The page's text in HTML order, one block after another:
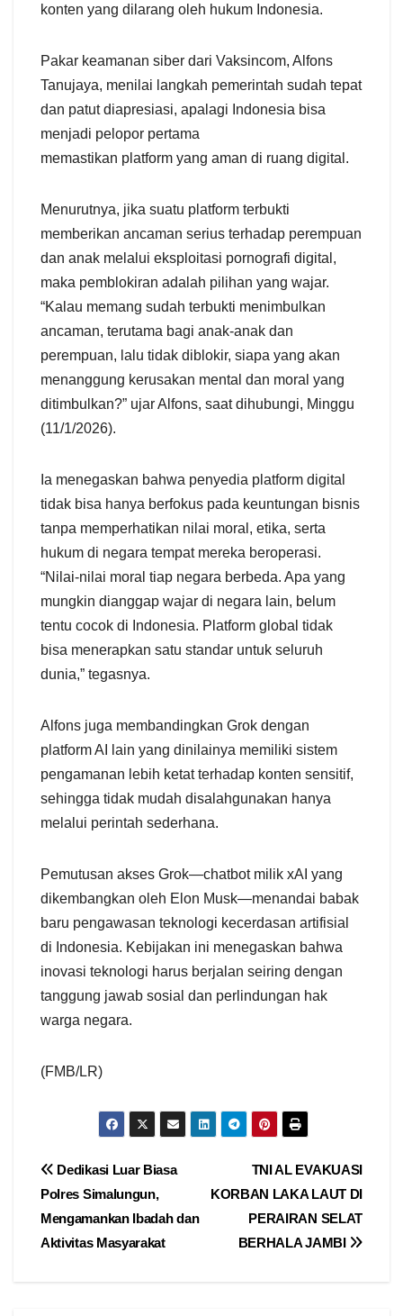
konten yang dilarang oleh hukum Indonesia.
Pakar keamanan siber dari Vaksincom, Alfons
Tanujaya, menilai langkah pemerintah sudah tepat
dan patut diapresiasi, apalagi Indonesia bisa
menjadi pelopor pertama
memastikan platform yang aman di ruang digital.
Menurutnya, jika suatu platform terbukti
memberikan ancaman serius terhadap perempuan
dan anak melalui eksploitasi pornografi digital,
maka pemblokiran adalah pilihan yang wajar.
“Kalau memang sudah terbukti menimbulkan
ancaman, terutama bagi anak-anak dan
perempuan, lalu tidak diblokir, siapa yang akan
menanggung kerusakan mental dan moral yang
ditimbulkan?” ujar Alfons, saat dihubungi, Minggu
(11/1/2026).
Ia menegaskan bahwa penyedia platform digital
tidak bisa hanya berfokus pada keuntungan bisnis
tanpa memperhatikan nilai moral, etika, serta
hukum di negara tempat mereka beroperasi.
“Nilai-nilai moral tiap negara berbeda. Apa yang
mungkin dianggap wajar di negara lain, belum
tentu cocok di Indonesia. Platform global tidak
bisa menerapkan satu standar untuk seluruh
dunia,” tegasnya.
Alfons juga membandingkan Grok dengan
platform AI lain yang dinilainya memiliki sistem
pengamanan lebih ketat terhadap konten sensitif,
sehingga tidak mudah disalahgunakan hanya
melalui perintah sederhana.
Pemutusan akses Grok—chatbot milik xAI yang
dikembangkan oleh Elon Musk—menandai babak
baru pengawasan teknologi kecerdasan artifisial
di Indonesia. Kebijakan ini menegaskan bahwa
inovasi teknologi harus berjalan seiring dengan
tanggung jawab sosial dan perlindungan hak
warga negara.
(FMB/LR)
Navigasi
pos
TNI AL EVAKUASI
KORBAN LAKA LAUT DI
PERAIRAN SELAT
BERHALA JAMBI
Dedikasi Luar Biasa
Polres Simalungun,
Mengamankan Ibadah dan
Aktivitas Masyarakat